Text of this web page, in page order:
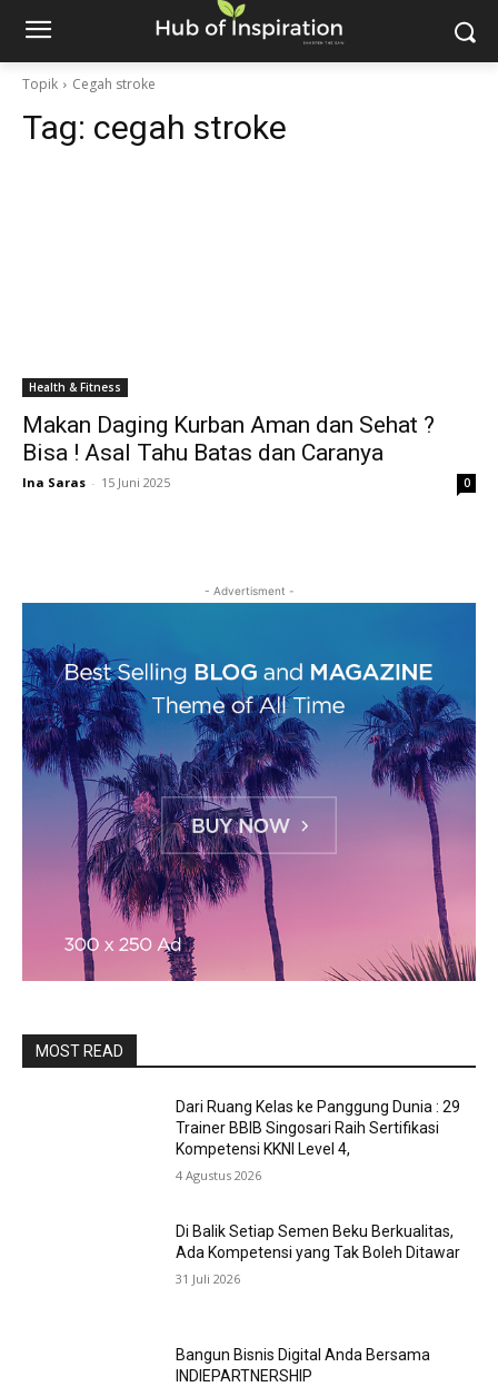
Topik Cegah stroke
Tag: cegah stroke
Health & Fitness
Makan Daging Kurban Aman dan Sehat ?
Bisa ! Asal Tahu Batas dan Caranya
Ina Saras - 15 Juni 2025 0
- Advertisment -
MOST READ
Dari Ruang Kelas ke Panggung Dunia : 29
Trainer BBIB Singosari Raih Sertifikasi
Kompetensi KKNI Level 4,
4 Agustus 2026
Di Balik Setiap Semen Beku Berkualitas,
Ada Kompetensi yang Tak Boleh Ditawar
31 Juli 2026
Bangun Bisnis Digital Anda Bersama
INDIEPARTNERSHIP